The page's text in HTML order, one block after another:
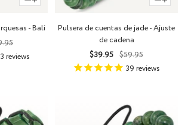
Añadir
- Bali
reviews
Añadir
Pulsera de cuentas de jade - Ajuste
de cadena
Precio
de
$39.95 Precio
normal
$59.95
39 reviews